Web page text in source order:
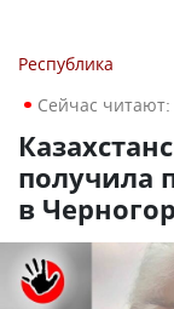
Республика
Сейчас читают:
получила
в